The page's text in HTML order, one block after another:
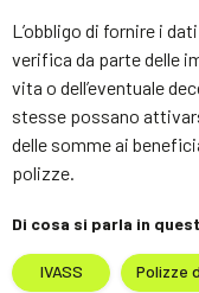
L’obbligo di fornire i
verifica da parte delle
vita o dell’eventuale
stesse possano
delle somme ai
polizze.
Di cosa si parla in
IVASS Polizze